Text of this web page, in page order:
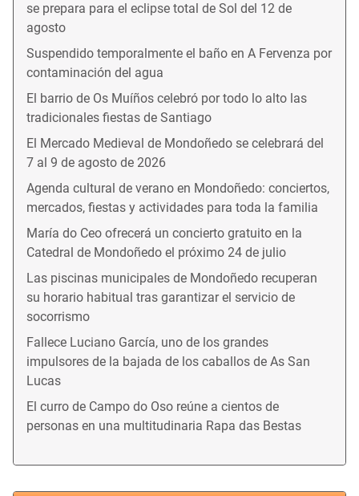
se prepara para el eclipse total de Sol del 12 de
agosto
Suspendido temporalmente el baño en A Fervenza por
contaminación del agua
El barrio de Os Muíños celebró por todo lo alto las
tradicionales fiestas de Santiago
El Mercado Medieval de Mondoñedo se celebrará del
7 al 9 de agosto de 2026
Agenda cultural de verano en Mondoñedo: conciertos,
mercados, fiestas y actividades para toda la familia
María do Ceo ofrecerá un concierto gratuito en la
Catedral de Mondoñedo el próximo 24 de julio
Las piscinas municipales de Mondoñedo recuperan
su horario habitual tras garantizar el servicio de
socorrismo
Fallece Luciano García, uno de los grandes
impulsores de la bajada de los caballos de As San
Lucas
El curro de Campo do Oso reúne a cientos de
personas en una multitudinaria Rapa das Bestas